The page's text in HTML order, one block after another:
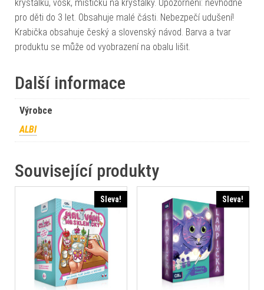
krystalků, vosk, mističku na krystalky. Upozornění: nevhodné
pro děti do 3 let. Obsahuje malé části. Nebezpečí udušení!
Krabička obsahuje český a slovenský návod. Barva a tvar
produktu se může od vyobrazení na obalu lišit.
Další informace
Výrobce
ALBI
Související produkty
Sleva! Sleva!